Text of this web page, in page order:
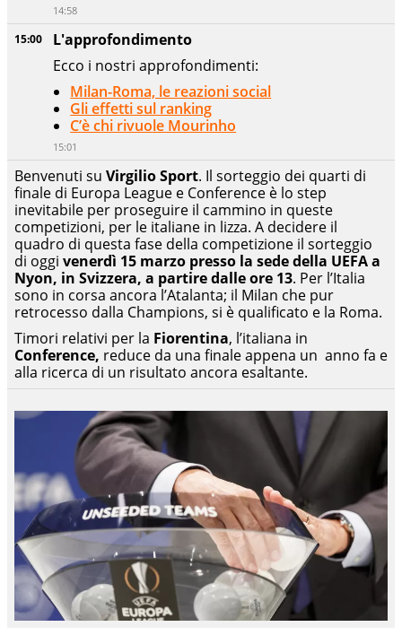
15:00
L'approfondimento
Ecco i nostri approfondimenti:
Milan-Roma, le reazioni social
Gli effetti sul ranking
C’è chi rivuole Mourinho
15:01
14:58
Benvenuti su Virgilio Sport. Il sorteggio dei quarti di
finale di Europa League e Conference è lo step
inevitabile per proseguire il cammino in queste
competizioni, per le italiane in lizza. A decidere il
quadro di questa fase della competizione il sorteggio
di oggi venerdì 15 marzo presso la sede della UEFA a
Nyon, in Svizzera, a partire dalle ore 13. Per l’Italia
sono in corsa ancora l’Atalanta; il Milan che pur
retrocesso dalla Champions, si è qualificato e la Roma.
Timori relativi per la Fiorentina, l’italiana in
Conference, reduce da una finale appena un anno fa e
alla ricerca di un risultato ancora esaltante.